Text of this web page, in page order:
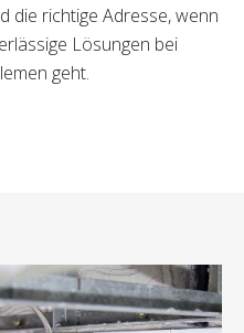
die richtige Adresse, wenn
Lösungen bei
geht.